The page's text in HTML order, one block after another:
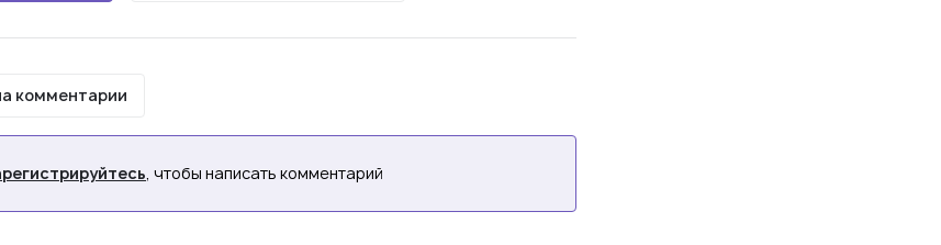
комментарии
, чтобы написать комментарий